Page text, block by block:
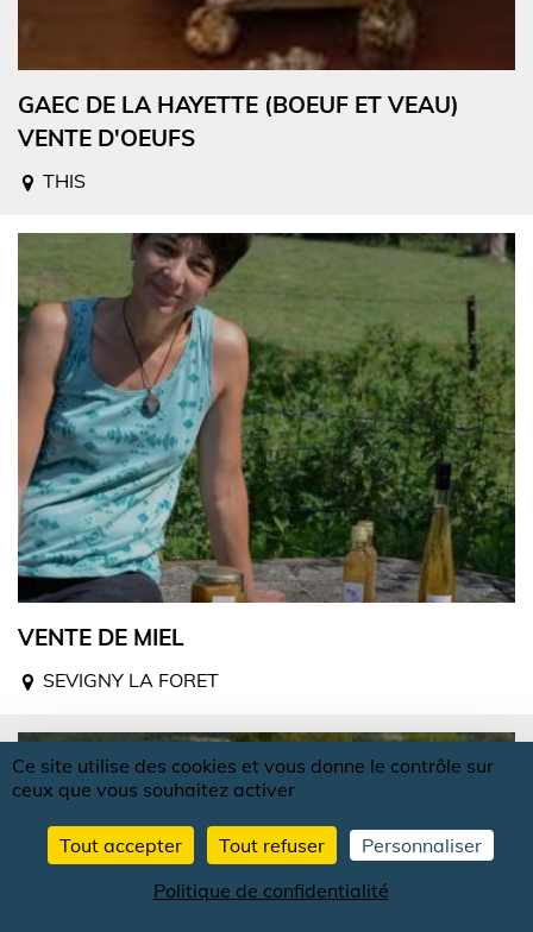
GAEC DE LA HAYETTE (BOEUF ET VEAU)
VENTE D'OEUFS
THIS
VENTE DE MIEL
SEVIGNY LA FORET
Ce site utilise des cookies et vous donne le contrôle sur
ceux que vous souhaitez activer
Tout accepter Tout refuser
Personnaliser
Politique de confidentialité